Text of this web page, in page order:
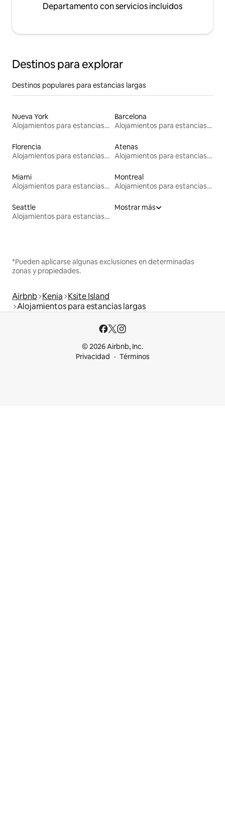
Departamento con servicios incluidos
Destinos para explorar
Destinos populares para estancias largas
Nueva York
Alojamientos para estancias largas
Barcelona
Alojamientos para estancias largas
Florencia
Alojamientos para estancias largas
Atenas
Alojamientos para estancias largas
Miami
Alojamientos para estancias largas
Montreal
Alojamientos para estancias largas
Seattle
Alojamientos para estancias largas
Mostrar más
*Pueden aplicarse algunas exclusiones en determinadas
zonas y propiedades.
Airbnb Kenia Ksite Island
Alojamientos para estancias largas
© 2026 Airbnb, Inc.
Privacidad
Términos